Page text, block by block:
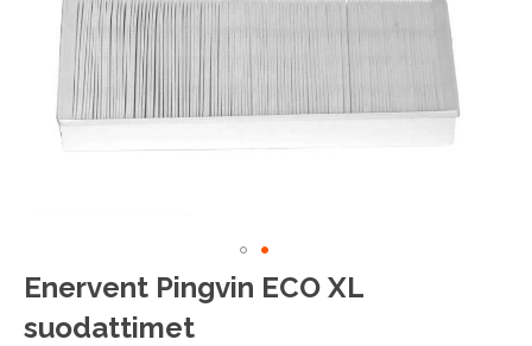
Enervent Pingvin ECO XL
suodattimet
images
gallery
Skip
to
the